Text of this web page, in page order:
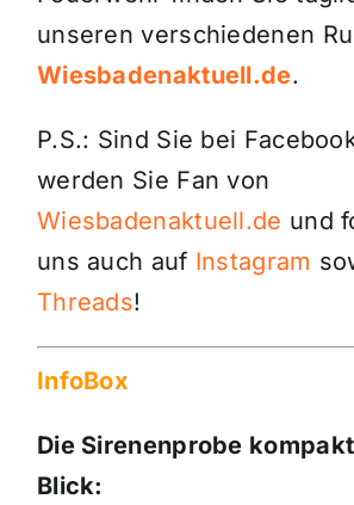
unseren verschiedenen
Wiesbadenaktuell.de.
P.S.: Sind Sie bei
werden Sie Fan von
Wiesbadenaktuell.de und
uns auch auf Instagram
Threads!
InfoBox
Die Sirenenprobe
Blick: